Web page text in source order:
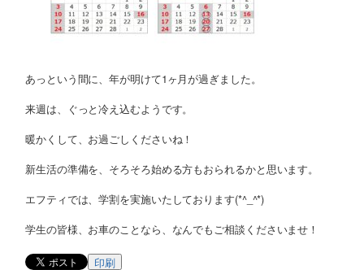
あっという間に、年が明けて1ヶ月が過ぎました。
来週は、ぐっと冷え込むようです。
暖かくして、お過ごしくださいね！
新生活の準備を、そろそろ始める方もおられるかと思います。
エフティでは、学割を実施いたしております(*^_^*)
学生の皆様、お車のことなら、なんでもご相談くださいませ！
印刷